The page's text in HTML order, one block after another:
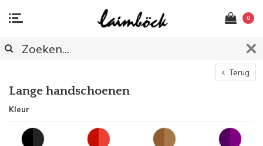
0
Terug
Lange handschoenen
Kleur